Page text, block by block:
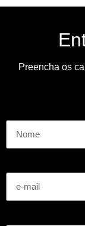
Preencha os